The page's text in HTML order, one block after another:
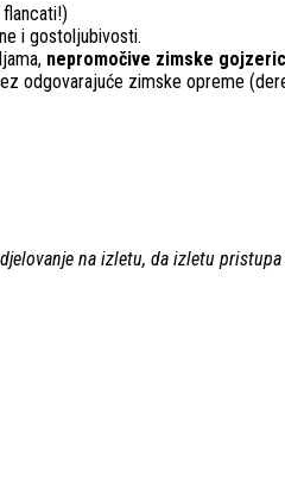
i gostoljubivosti.
nepromočive zimske
odgovarajuće zimske opreme
na izletu, da izletu